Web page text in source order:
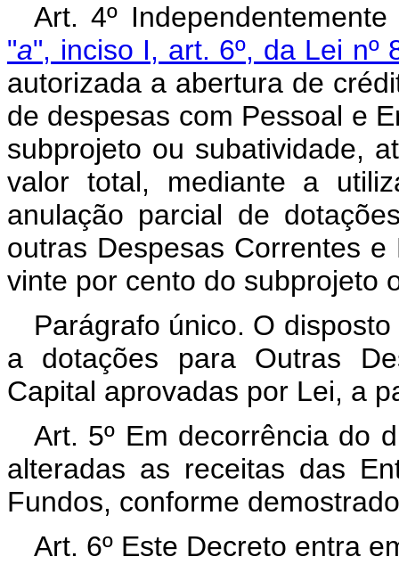
Art. 4º
"a", inciso I, art. 6º, da Lei
autorizada a abertura de
de despesas com Pessoal e
subprojeto ou subatividade,
valor total, mediante a
anulação parcial de
outras Despesas Correntes
vinte por cento do subprojeto
Parágrafo único. O disposto
a dotações para Outras
Capital aprovadas por Lei, a
Art. 5º Em decorrência do
alteradas as receitas das
Fundos, conforme
Art. 6º Este Decreto entra